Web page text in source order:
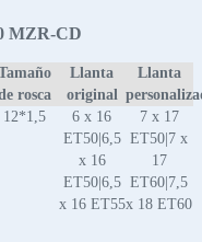
MZR-CD
rosca
Llanta
original
Llanta
12*1,5
6 x 16
ET50|6,5
x 16
ET50|6,5
x 16 ET55
7 x 17
ET50|7 x
17
ET60|7,5
x 18 ET60